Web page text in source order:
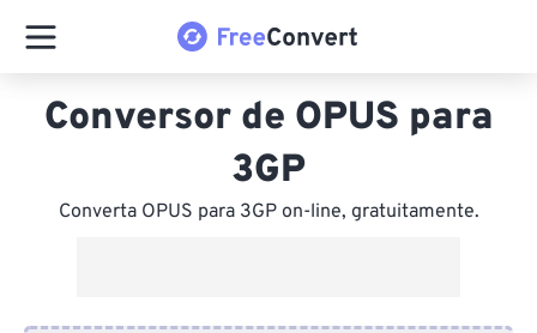
Conversor de OPUS para
3GP
Converta OPUS para 3GP on-line, gratuitamente.